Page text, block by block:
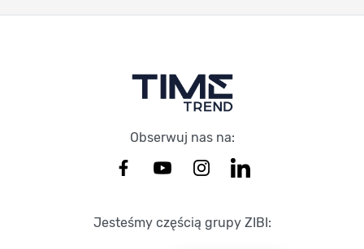
Obserwuj nas na:
Jesteśmy częścią grupy ZIBI: